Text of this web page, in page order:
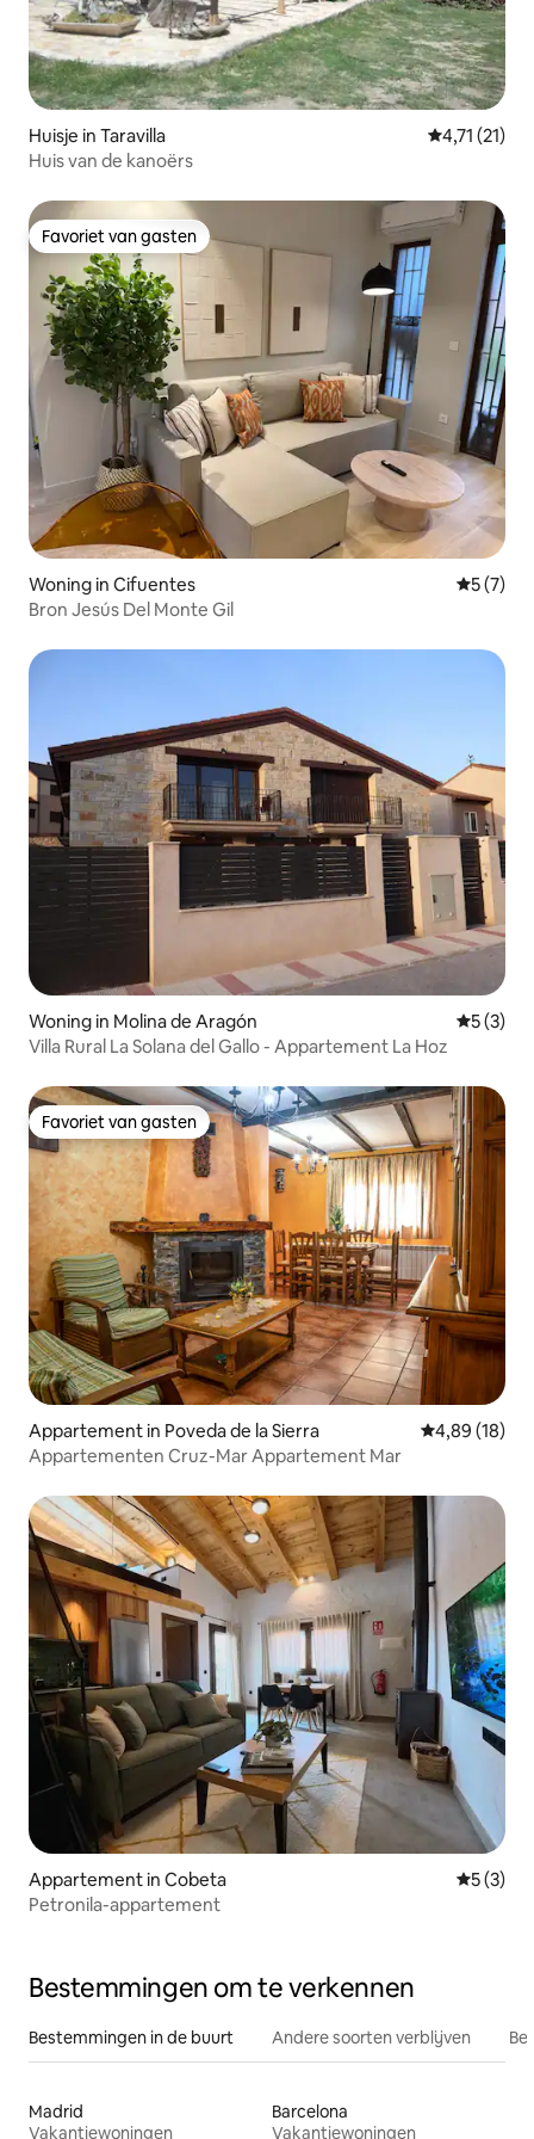
Huisje in Taravilla Gemiddelde
4,71 (21)
Huis van de kanoërs
Favoriet van gasten
Favoriet van gasten
Woning in Cifuentes
5 (7)
Bron Jesús Del Monte Gil
Woning in Molina de Aragón
5 (3)
Villa Rural La Solana del Gallo - Appartement La Hoz
Favoriet van gasten
Favoriet van gasten
Appartement in Poveda de la Sierra Gemiddelde
4,89 (18)
Appartementen Cruz-Mar Appartement Mar
Appartement in Cobeta
5 (3)
Petronila-appartement
Bestemmingen om te verkennen
Bestemmingen in de buurt Andere soorten verblijven
Madrid
Vakantiewoningen
Barcelona
Vakantiewoningen